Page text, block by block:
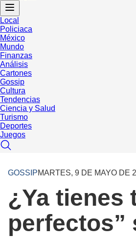
Local
Policiaca
México
Mundo
Finanzas
Análisis
Cartones
Gossip
Cultura
Tendencias
Ciencia y Salud
Turismo
Deportes
Juegos
GOSSIPMARTES, 9 DE MAYO DE
¿Ya tienes
perfectos”